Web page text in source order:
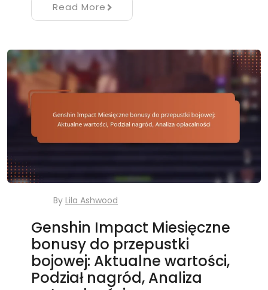
Read More
By Lila Ashwood
Genshin Impact Miesięczne
bonusy do przepustki
bojowej: Aktualne wartości,
Podział nagród, Analiza